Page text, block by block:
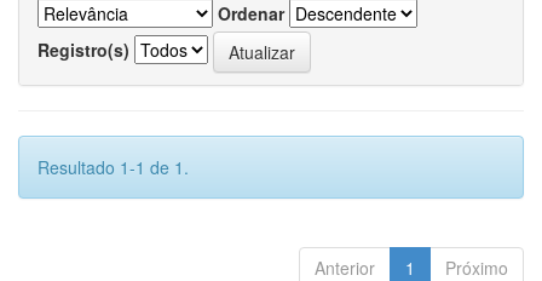
Ordenar
Registro(s)
Resultado 1-1 de 1.
Anterior 1 Próximo